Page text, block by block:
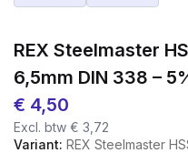
REX Steelmaster
6,5mm DIN 338 –
€ 4,50
Excl. btw € 3,72
Variant: REX Steelmaster HSS-